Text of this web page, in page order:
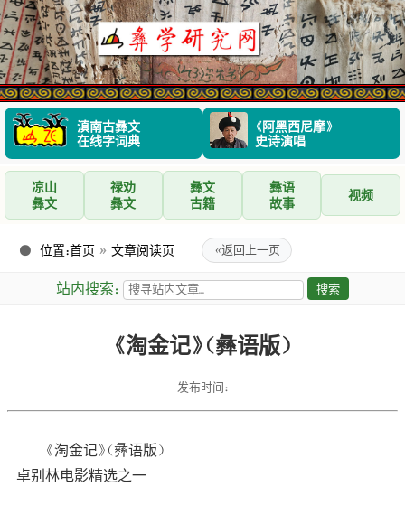
滇南古彝文
在线字词典
《阿黑西尼摩》
史诗演唱
凉山
彝文
禄劝
彝文
彝文
古籍
彝语
故事
视频
位置：首页 » 文章阅读页 «返回上一页
站内搜索：
《淘金记》（彝语版）
发布时间：
《淘金记》（彝语版）
卓别林电影精选之一